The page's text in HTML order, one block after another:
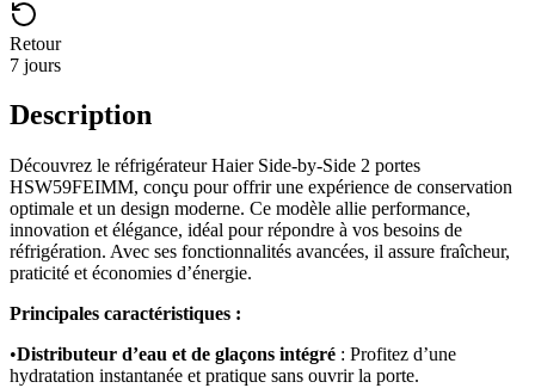
Retour
7 jours
Description
Découvrez le réfrigérateur Haier Side-by-Side 2 portes
HSW59FEIMM, conçu pour offrir une expérience de conservation
optimale et un design moderne. Ce modèle allie performance,
innovation et élégance, idéal pour répondre à vos besoins de
réfrigération. Avec ses fonctionnalités avancées, il assure fraîcheur,
praticité et économies d’énergie.
Principales caractéristiques :
•Distributeur d’eau et de glaçons intégré : Profitez d’une
hydratation instantanée et pratique sans ouvrir la porte.